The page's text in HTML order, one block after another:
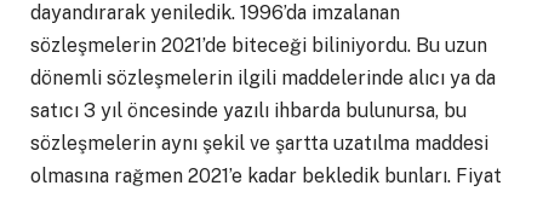
dayandırarak yeniledik. 1996’da imzalanan
sözleşmelerin 2021’de biteceği biliniyordu. Bu uzun
dönemli sözleşmelerin ilgili maddelerinde alıcı ya da
satıcı 3 yıl öncesinde yazılı ihbarda bulunursa, bu
sözleşmelerin aynı şekil ve şartta uzatılma maddesi
olmasına rağmen 2021’e kadar bekledik bunları. Fiyat